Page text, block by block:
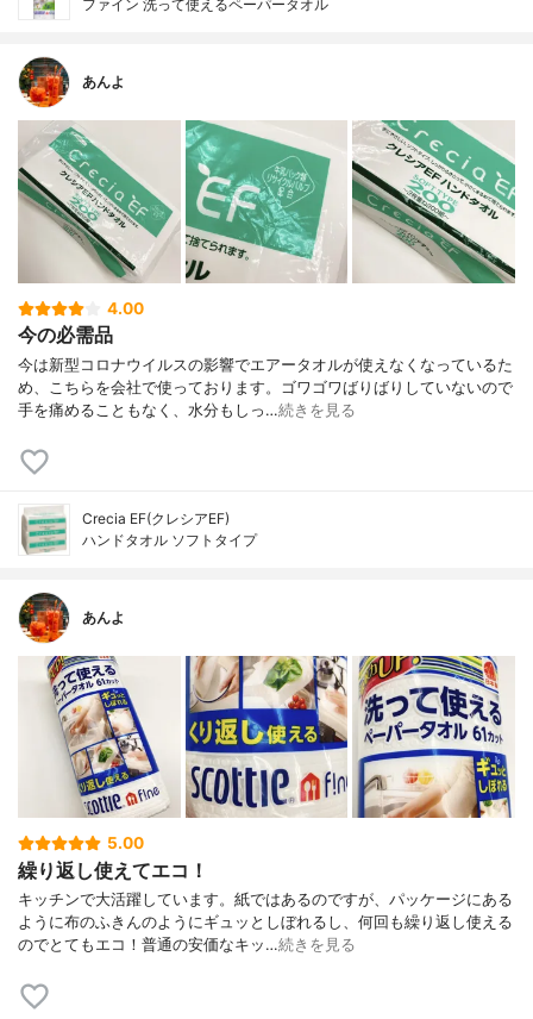
ファイン 洗って使えるペーパータオル
あんよ
4.00
今の必需品
今は新型コロナウイルスの影響でエアータオルが使えなくなっているた
め、こちらを会社で使っております。ゴワゴワばりばりしていないので
手を痛めることもなく、水分もしっ…続きを見る
Crecia EF(クレシアEF)
ハンドタオル ソフトタイプ
あんよ
5.00
繰り返し使えてエコ！
キッチンで大活躍しています。紙ではあるのですが、パッケージにある
ように布のふきんのようにギュッとしぼれるし、何回も繰り返し使える
のでとてもエコ！普通の安価なキッ…続きを見る